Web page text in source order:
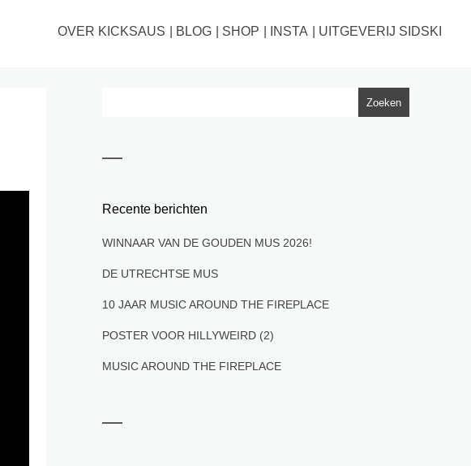
OVER KICKSAUS BLOG SHOP INSTA UITGEVERIJ SIDSKI
Recente berichten
WINNAAR VAN DE GOUDEN MUS 2026!
DE UTRECHTSE MUS
10 JAAR MUSIC AROUND THE FIREPLACE
POSTER VOOR HILLYWEIRD (2)
MUSIC AROUND THE FIREPLACE